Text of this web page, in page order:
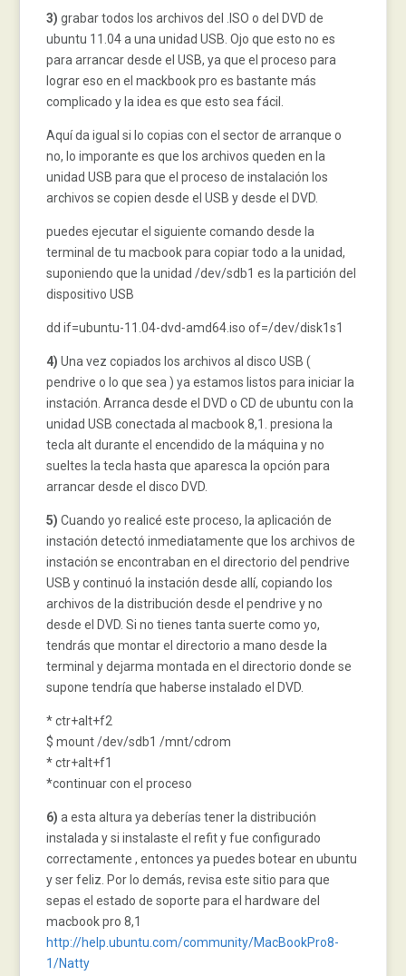
3) grabar todos los archivos del .ISO o del DVD de
ubuntu 11.04 a una unidad USB. Ojo que esto no es
para arrancar desde el USB, ya que el proceso para
lograr eso en el mackbook pro es bastante más
complicado y la idea es que esto sea fácil.
Aquí da igual si lo copias con el sector de arranque o
no, lo imporante es que los archivos queden en la
unidad USB para que el proceso de instalación los
archivos se copien desde el USB y desde el DVD.
puedes ejecutar el siguiente comando desde la
terminal de tu macbook para copiar todo a la unidad,
suponiendo que la unidad /dev/sdb1 es la partición del
dispositivo USB
dd if=ubuntu-11.04-dvd-amd64.iso of=/dev/disk1s1
4) Una vez copiados los archivos al disco USB (
pendrive o lo que sea ) ya estamos listos para iniciar la
instación. Arranca desde el DVD o CD de ubuntu con la
unidad USB conectada al macbook 8,1. presiona la
tecla alt durante el encendido de la máquina y no
sueltes la tecla hasta que aparesca la opción para
arrancar desde el disco DVD.
5) Cuando yo realicé este proceso, la aplicación de
instación detectó inmediatamente que los archivos de
instación se encontraban en el directorio del pendrive
USB y continuó la instación desde allí, copiando los
archivos de la distribución desde el pendrive y no
desde el DVD. Si no tienes tanta suerte como yo,
tendrás que montar el directorio a mano desde la
terminal y dejarma montada en el directorio donde se
supone tendría que haberse instalado el DVD.
* ctr+alt+f2
$ mount /dev/sdb1 /mnt/cdrom
* ctr+alt+f1
*continuar con el proceso
6) a esta altura ya deberías tener la distribución
instalada y si instalaste el refit y fue configurado
correctamente , entonces ya puedes botear en ubuntu
y ser feliz. Por lo demás, revisa este sitio para que
sepas el estado de soporte para el hardware del
macbook pro 8,1
http://help.ubuntu.com/community/MacBookPro8-
1/Natty